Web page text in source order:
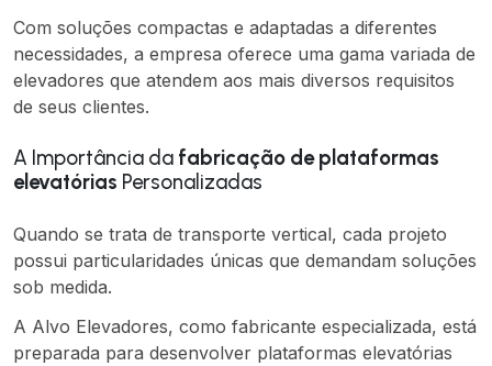
Com soluções compactas e adaptadas a diferentes
necessidades, a empresa oferece uma gama variada de
elevadores que atendem aos mais diversos requisitos
de seus clientes.
A Importância da fabricação de plataformas
elevatórias Personalizadas
Quando se trata de transporte vertical, cada projeto
possui particularidades únicas que demandam soluções
sob medida.
A Alvo Elevadores, como fabricante especializada, está
preparada para desenvolver plataformas elevatórias